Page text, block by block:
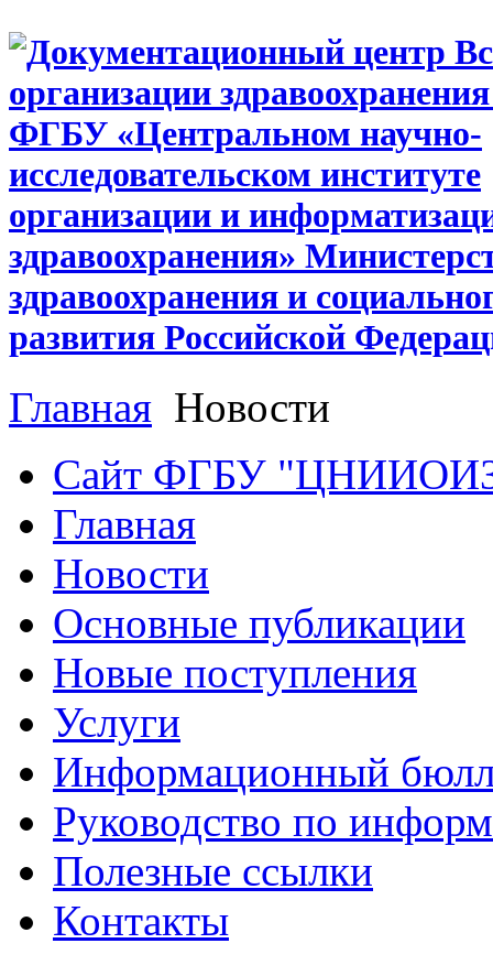
Главная Новости
Сайт ФГБУ
Главная
Новости
Основные публикации
Новые поступления
Услуги
Информационный
Руководство по
Полезные ссылки
Контакты